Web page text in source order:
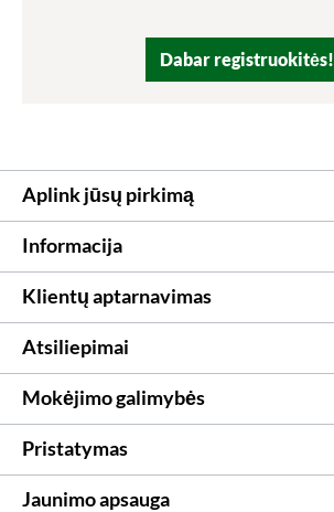
Dabar registruokitės!
Aplink jūsų pirkimą
Informacija
Klientų aptarnavimas
Atsiliepimai
Mokėjimo galimybės
Pristatymas
Jaunimo apsauga